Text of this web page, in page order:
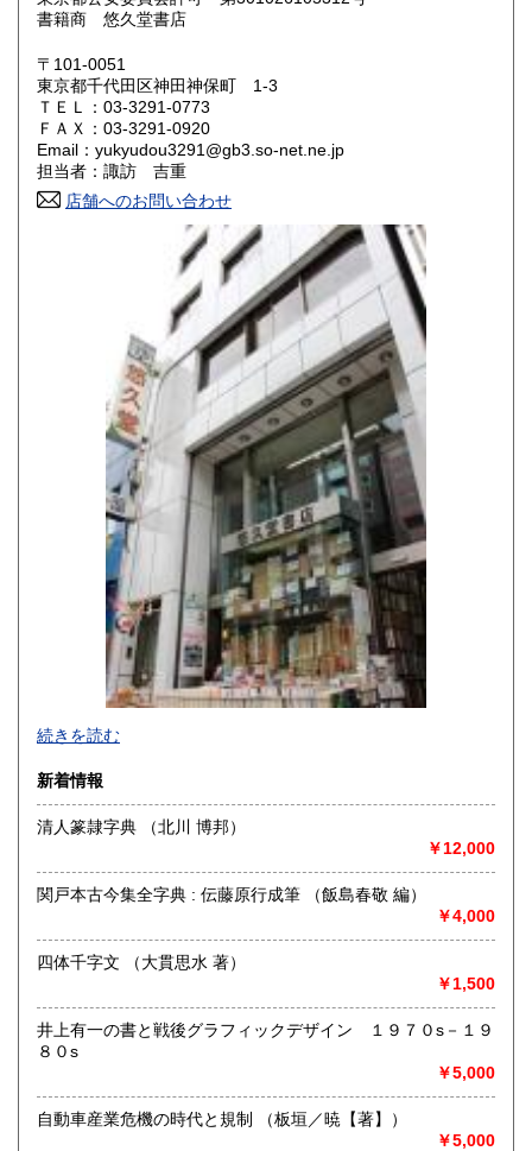
鳥取県 430円 島根県
岡山県
山口県 430円
香川県 430円 愛媛県
高知県 430円
430円 長崎県
430円 大分県
430円 鹿児島県
430円
書籍商 悠久堂書店
〒101-0051
東京都千代田区神田神保町 1-3
ＴＥＬ：03-3291-0773
ＦＡＸ：03-3291-0920
Email：yukyudou3291@gb3.so-net.ne.jp
担当者：諏訪 吉重
店舗へのお問い合わせ
神保町駅から靖国通り沿い右側を駿河台に向けて歩いていき
カーブに差し掛かると白いビルに悠久堂の看板が見えます。
通り沿いのショーケースには中国の美術書や美術全集が各種
店内には山岳書・料理書・書道・美術関係の本など趣味に関
する本が
お探しの本等ございましたら、お気軽にお尋ねください。
常時宅配買取、出張買取、宅配買取も行っておりますので、
お問い合わせください。
沿線名：都営新宿線・三田線 東京メトロ半蔵門線 JR総武線
最寄駅：神保町駅A7出口徒歩3分 御茶ノ水駅徒歩9分
続きを読む
新着情報
清人篆隷字典 （北川 博邦）
￥12,000
関戸本古今集全字典 : 伝藤原行成筆 （飯島春敬 編）
￥4,000
四体千字文 （大貫思水 著）
￥1,500
井上有一の書と戦後グラフィックデザイン １９７０s－１９
８０s
￥5,000
自動車産業危機の時代と規制 （板垣／暁【著】）
￥5,000